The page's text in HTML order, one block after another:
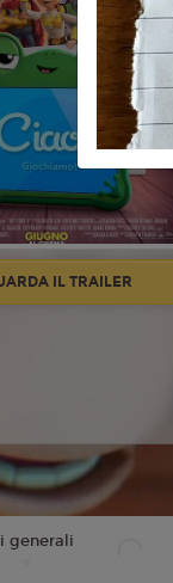
IL TRAILER
generali